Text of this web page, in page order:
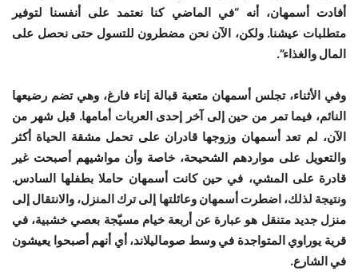
أفادت أسمهان، أنه “في الماضي كنا نعتمد على أنفسنا لتوفير
متطلبات عيشنا. ولكن، الآن نحن مضطرون للتسول حتى نحصل على
المال والغذاء”.
وفي الأثناء، تجلس أسمهان متعبة قبالة إناء فارغ، وهي تضم رضيعها
النائم، فيما تمر من حين إلى آخر إحدى العربات أمامها. قبل شهر من
الآن، لم تعد أسمهان وزوجها قادران على تحمل مشقة الحياة أكثر
والتعويل على مواردهم الشحيحة، خاصة وأن مواشيهم أصبحت غير
قادرة على المشي، في حين كانت أسمهان حاملا بطفلها السادس.
ونتيجة لذلك، اضطرت أسمهان وعائلتها إلى ترك المنزل، والانتقال إلى
منزل جديد متنقل هو عبارة عن أربعة خيام مسيّجة بعصي خشبية، في
قرية يوراوي المتواجدة في وسط صوماليلاند، أي أنهم أصبحوا يعيشون
في الشارع.